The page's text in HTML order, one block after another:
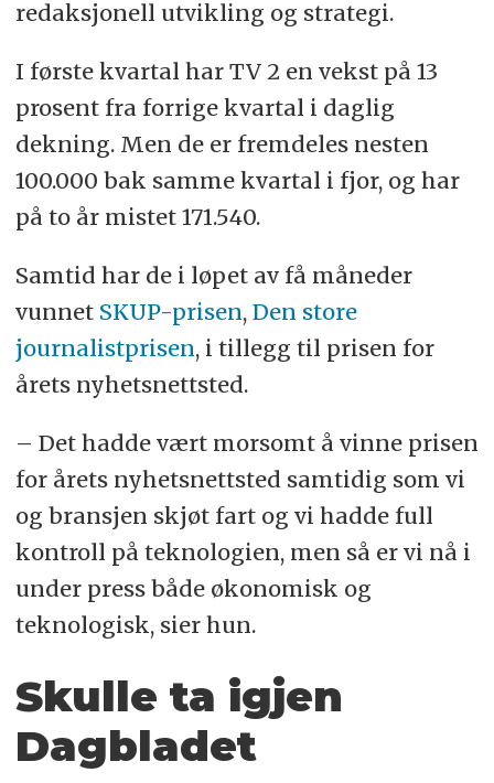
redaksjonell utvikling og strategi.
I første kvartal har TV 2 en vekst på 13
prosent fra forrige kvartal i daglig
dekning. Men de er fremdeles nesten
100.000 bak samme kvartal i fjor, og har
på to år mistet 171.540.
Samtid har de i løpet av få måneder
vunnet SKUP-prisen, Den store
journalistprisen, i tillegg til prisen for
årets nyhetsnettsted.
– Det hadde vært morsomt å vinne prisen
for årets nyhetsnettsted samtidig som vi
og bransjen skjøt fart og vi hadde full
kontroll på teknologien, men så er vi nå i
under press både økonomisk og
teknologisk, sier hun.
Skulle ta igjen
Dagbladet